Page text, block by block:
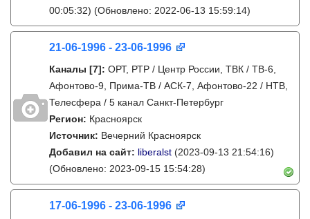
00:05:32) (Обновлено: 2022-06-13 15:59:14)
21-06-1996 - 23-06-1996
Каналы [7]: ОРТ, РТР / Центр России, ТВК / ТВ-6,
Афонтово-9, Прима-ТВ / АСК-7, Афонтово-22 / НТВ,
Телесфера / 5 канал Санкт-Петербург
Регион: Красноярск
Источник: Вечерний Красноярск
Добавил на сайт: liberalst (2023-09-13 21:54:16)
(Обновлено: 2023-09-15 15:54:28)
17-06-1996 - 23-06-1996